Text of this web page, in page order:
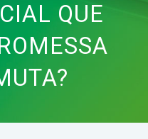
QUE